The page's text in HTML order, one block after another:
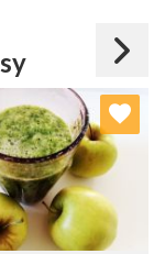
do ulubionych
listę: